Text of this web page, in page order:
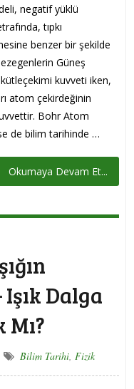
negatif yüklü
tıpkı
benzer bir şekilde
Güneş
kuvveti iken,
atom çekirdeğinin
Bohr Atom
de bilim tarihinde …
Okumaya Devam Et...
Dalga
Mı?
Bilim Tarihi, Fizik